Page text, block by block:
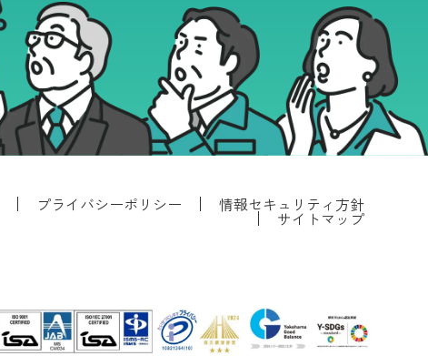
プライバシーポリシー 情報セキュリティ方針
サイトマップ